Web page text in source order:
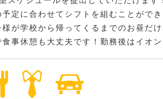
予定に合わせてシフトを組むことがで
が学校から帰ってくるまでのお昼だけ
事休憩も大丈夫です！勤務後はイオ